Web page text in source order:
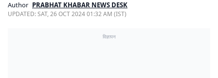
Author PRABHAT KHABAR NEWS DESK
UPDATED:SAT, 26 OCT 2024 01:32 AM (IST)
विज्ञापन